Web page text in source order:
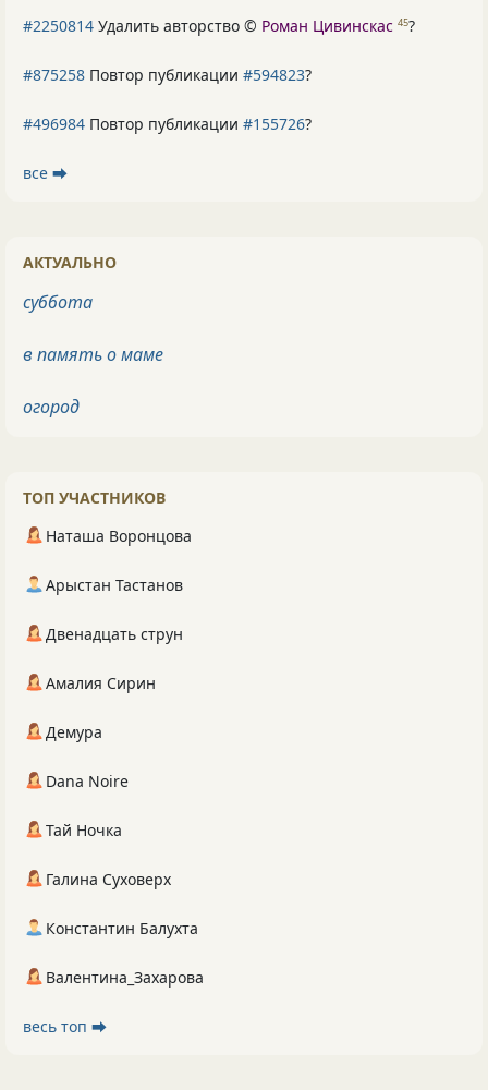
#2250814 Удалить авторство © Роман Цивинскас 45?
#875258 Повтор публикации #594823?
#496984 Повтор публикации #155726?
все ⮕
АКТУАЛЬНО
суббота
в память о маме
огород
ТОП УЧАСТНИКОВ
Наташа Воронцова
Арыстан Тастанов
Двенадцать струн
Амалия Сирин
Демура
Dana Noire
Тай Ночка
Галина Суховерх
Константин Балухта
Валентина_Захарова
весь топ ⮕